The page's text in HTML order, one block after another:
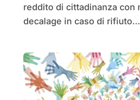
reddito di cittadinanza con
decalage in caso di rifiuto…